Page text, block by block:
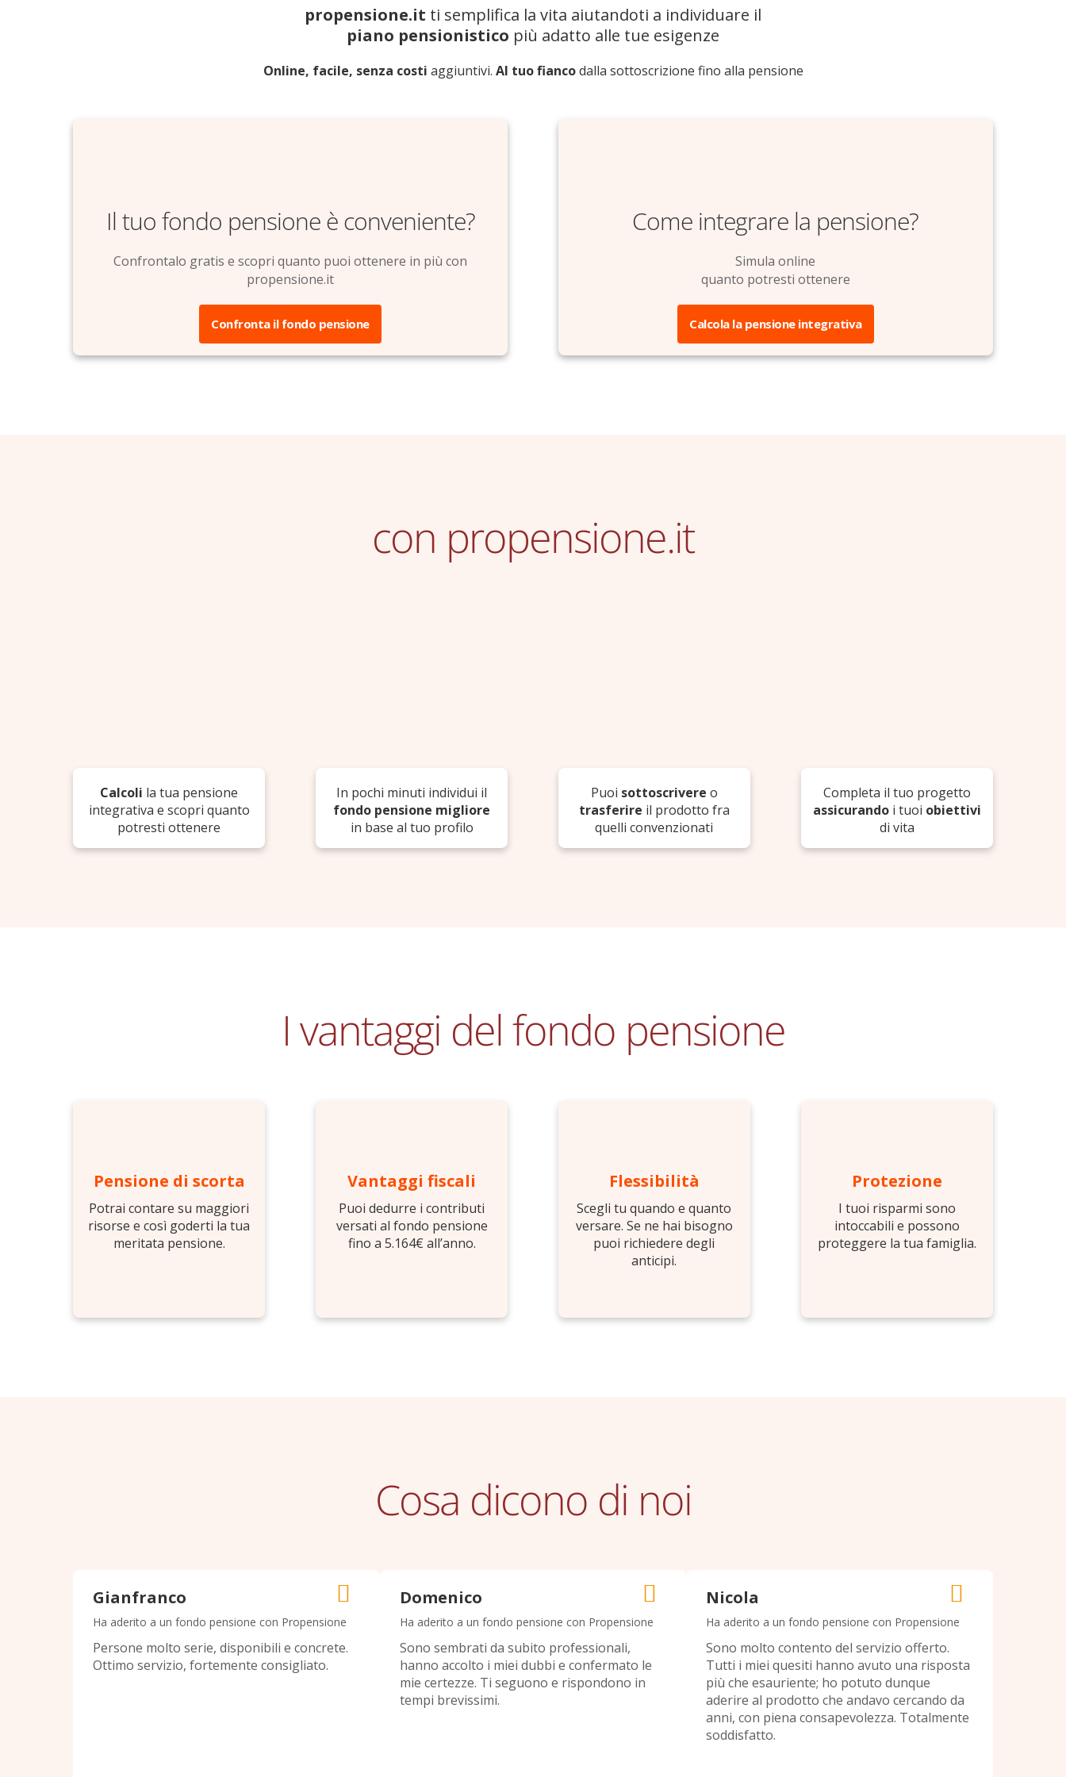
propensione.it ti semplifica la vita aiutandoti a individuare il
piano pensionistico più adatto alle tue esigenze
Online, facile, senza costi aggiuntivi. Al tuo fiancodalla sottoscrizione fino alla pensione
Il tuo fondo pensione è conveniente?
Confrontalo gratis e scopri quanto puoi ottenere in più con
propensione.it
Confronta il fondo pensione
Come integrare la pensione?
Simula online
quanto potresti ottenere
Calcola la pensione integrativa
con propensione.it
Calcoli la tua pensione
integrativa e scopri quanto
potresti ottenere
In pochi minuti individui il
fondo pensione migliore
in base al tuo profilo
Puoi sottoscrivere o
trasferire il prodotto fra
quelli convenzionati
Completa il tuo progetto
assicurandoi tuoi obiettivi
di vita
I vantaggi del fondo pensione
Pensione di scorta
Potrai contare su maggiori
risorse e così goderti la tua
meritata pensione.
Vantaggi fiscali
Puoi dedurre i contributi
versati al fondo pensione
fino a 5.164€ all’anno.
Flessibilità
Scegli tu quando e quanto
versare. Se ne hai bisogno
puoi richiedere degli
anticipi.
Protezione
I tuoi risparmi sono
intoccabili e possono
proteggere la tua famiglia.
Cosa dicono di noi
Gianfranco
Ha aderito a un fondo pensione con Propensione
Persone molto serie, disponibili e concrete.
Ottimo servizio, fortemente consigliato.
Domenico
Ha aderito a un fondo pensione con Propensione
Sono sembrati da subito professionali,
hanno accolto i miei dubbi e confermato le
mie certezze. Ti seguono e rispondono in
tempi brevissimi.
Nicola
Ha aderito a un fondo pensione con Propensione
Sono molto contento del servizio offerto.
Tutti i miei quesiti hanno avuto una risposta
più che esauriente; ho potuto dunque
aderire al prodotto che andavo cercando da
anni, con piena consapevolezza. Totalmente
soddisfatto.